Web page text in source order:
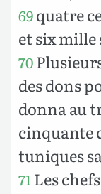
69quatre
et six mille
70
des dons
donna au
cinquante
tuniques
71 Les